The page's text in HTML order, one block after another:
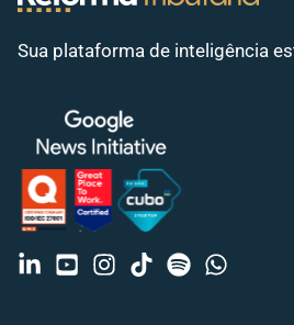
Sua plataforma de inteligência